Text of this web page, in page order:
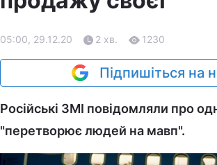
05:00, 29.12.20 2 хв. 1230
Підпишіться на
Російські ЗМІ повідомляли про
"перетворює людей на мавп".